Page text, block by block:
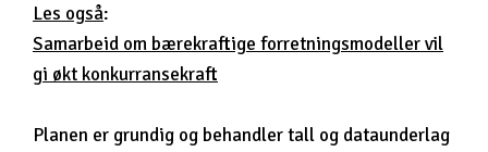
Les også:
Samarbeid om bærekraftige forretningsmodeller vil
gi økt konkurransekraft
Planen er grundig og behandler tall og dataunderlag